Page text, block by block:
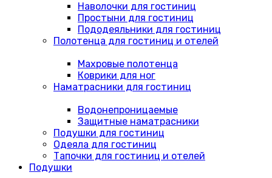
Наволочки для гостиниц
Простыни для гостиниц
Пододеяльники для гостиниц
Полотенца для гостиниц и отелей
Махровые полотенца
Коврики для ног
Наматрасники для гостиниц
Водонепроницаемые
Защитные наматрасники
Подушки для гостиниц
Одеяла для гостиниц
Тапочки для гостиниц и отелей
Подушки